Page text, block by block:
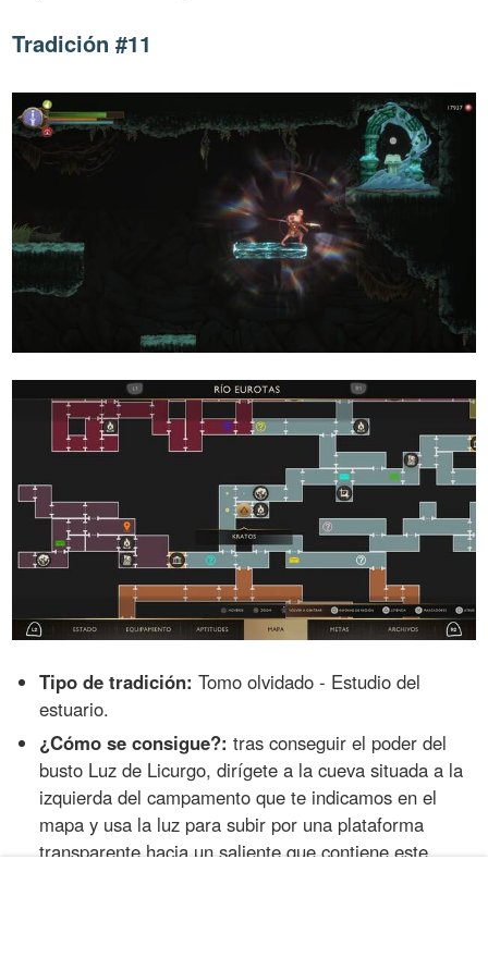
Tradición #11
Tipo de tradición: Tomo olvidado - Estudio del
estuario.
¿Cómo se consigue?: tras conseguir el poder del
busto Luz de Licurgo, dirígete a la cueva situada a la
izquierda del campamento que te indicamos en el
mapa y usa la luz para subir por una plataforma
transparente hacia un saliente que contiene este